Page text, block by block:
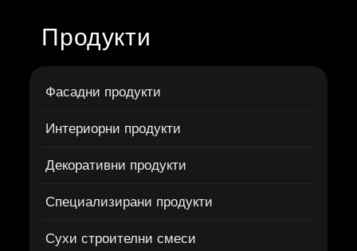
Продукти
Фасадни продукти
Интериорни продукти
Декоративни продукти
Специализирани продукти
Сухи строителни смеси